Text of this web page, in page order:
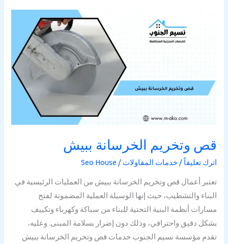
قص وتخريم الخرسانة ببيش
اترك تعليقاً /خدمات المقاولات /
Seo House
تعتبر أعمال قص وتخريم الخرسانة ببيش من العمليات الرئيسية في
البناء والتشطيب، حيث إنها الوسيلة العملية المضمونة لفتح
مسارات أنظمة البنية التحتية للبناء من سباكة وكهرباء وتكييف
بشكل دقيق واحترافي، وذلك دون إضرار بسلامة المبنى. وعليه،
تقدم مؤسسة نسيم الجنوب خدمات قص وتخريم الخرسانة ببيش